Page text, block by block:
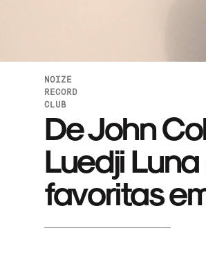
NOIZE
RECORD
CLUB
De John
Luedji
favoritas